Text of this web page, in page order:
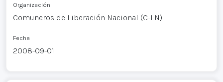
Organización
Comuneros de Liberación Nacional (C-LN)
Fecha
2008-09-01